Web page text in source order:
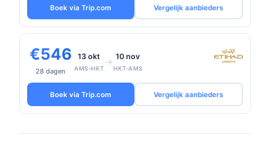
Boek via Trip.com Vergelijk aanbieders
€546
28 dagen
13 okt
AMS-HKT
→ 10 nov
HKT-AMS
Boek via Trip.com Vergelijk aanbieders